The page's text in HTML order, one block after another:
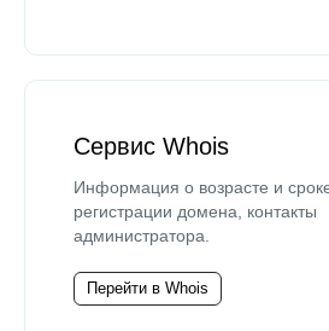
Сервис Whois
Информация о возрасте и
регистрации домена, контакты
администратора.
Перейти в Whois